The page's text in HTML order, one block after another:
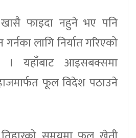
खासै फाइदा नहुने भए पनि
लागि निर्यात गरिएको
यहाँबाट आइसबक्समा
फूल विदेश पठाउने